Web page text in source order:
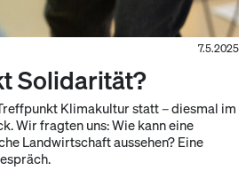
7.5.2025
Solidarität?
Klimakultur statt – diesmal im
Wir fragten uns: Wie kann eine
Landwirtschaft aussehen? Eine